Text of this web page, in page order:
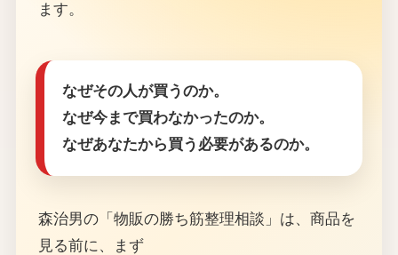
ます。
なぜその人が買うのか。
なぜ今まで買わなかったのか。
なぜあなたから買う必要があるのか。
森治男の「物販の勝ち筋整理相談」は、商品を
見る前に、まず